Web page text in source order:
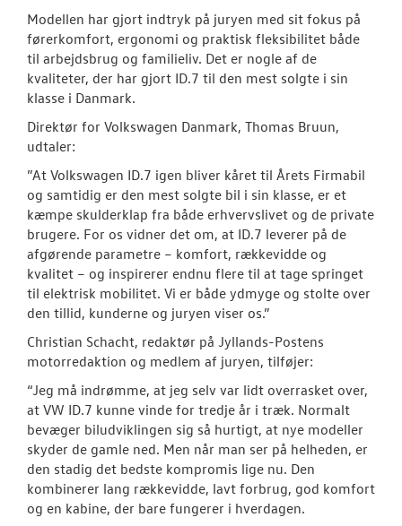
Modellen har gjort indtryk på juryen med sit fokus på
førerkomfort, ergonomi og praktisk fleksibilitet både
til arbejdsbrug og familieliv. Det er nogle af de
kvaliteter, der har gjort ID.7 til den mest solgte i sin
klasse i Danmark.
Direktør for Volkswagen Danmark, Thomas Bruun,
udtaler:
”At Volkswagen ID.7 igen bliver kåret til Årets Firmabil
og samtidig er den mest solgte bil i sin klasse, er et
kæmpe skulderklap fra både erhvervslivet og de private
brugere. For os vidner det om, at ID.7 leverer på de
afgørende parametre – komfort, rækkevidde og
kvalitet – og inspirerer endnu flere til at tage springet
til elektrisk mobilitet. Vi er både ydmyge og stolte over
den tillid, kunderne og juryen viser os.”
Christian Schacht, redaktør på Jyllands-Postens
motorredaktion og medlem af juryen, tilføjer:
“Jeg må indrømme, at jeg selv var lidt overrasket over,
at VW ID.7 kunne vinde for tredje år i træk. Normalt
bevæger biludviklingen sig så hurtigt, at nye modeller
skyder de gamle ned. Men når man ser på helheden, er
den stadig det bedste kompromis lige nu. Den
kombinerer lang rækkevidde, lavt forbrug, god komfort
og en kabine, der bare fungerer i hverdagen.